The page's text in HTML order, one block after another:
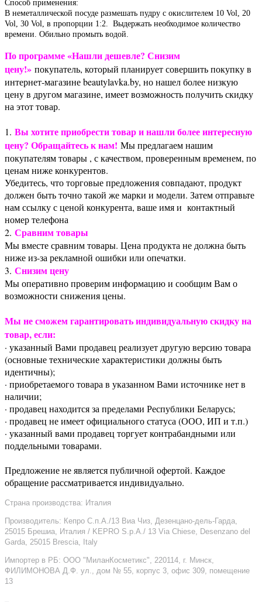
Способ применения:
В неметаллической посуде размешать пудру с окислителем 10 Vol, 20
Vol, 30 Vol, в пропорции 1:2. Выдержать необходимое количество
времени. Обильно промыть водой.
По программе «Нашли дешевле? Снизим
цену!» покупатель, который планирует совершить покупку в
интернет-магазине beautylavka.by, но нашел более низкую
цену в другом магазине, имеет возможность получить скидку
на этот товар.
1. Вы хотите приобрести товар и нашли более интересную
цену? Обращайтесь к нам! Мы предлагаем нашим
покупателям товары , с качеством, проверенным временем, по
ценам ниже конкурентов.
Убедитесь, что торговые предложения совпадают, продукт
должен быть точно такой же марки и модели. Затем отправьте
нам ссылку с ценой конкурента, ваше имя и контактный
номер телефона
2. Сравним товары
Мы вместе сравним товары. Цена продукта не должна быть
ниже из-за рекламной ошибки или опечатки.
3. Снизим цену
Мы оперативно проверим информацию и сообщим Вам о
возможности снижения цены.
Мы не сможем гарантировать индивидуальную скидку на
товар, если:
· указанный Вами продавец реализует другую версию товара
(основные технические характеристики должны быть
идентичны);
· приобретаемого товара в указанном Вами источнике нет в
наличии;
· продавец находится за пределами Республики Беларусь;
· продавец не имеет официального статуса (ООО, ИП и т.п.)
· указанный вами продавец торгует контрабандными или
поддельными товарами.
Предложение не является публичной офертой. Каждое
обращение рассматривается индивидуально.
Страна производства: Италия
Производитель: Кепро С.п.А./13 Виа Чиз, Дезенцано-дель-Гарда,
25015 Брешиа, Италия / KEPRO S.p.A./ 13 Via Chiese, Desenzano del
Garda, 25015 Brescia, Italy
Импортер в РБ: ООО "МиланКосметикс", 220114, г. Минск,
ФИЛИМОНОВА Д.Ф. ул., дом № 55, корпус 3, офис 309, помещение
13